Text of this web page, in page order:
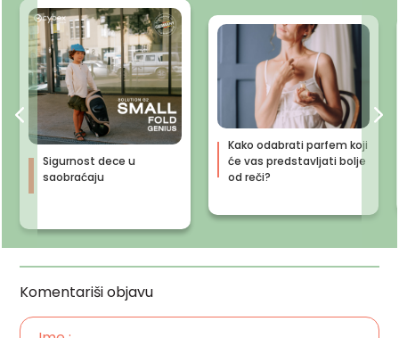
Sigurnost dece u
saobraćaju
Kako odabrati parfem koji
će vas predstavljati bolje
od reči?
Komentariši objavu